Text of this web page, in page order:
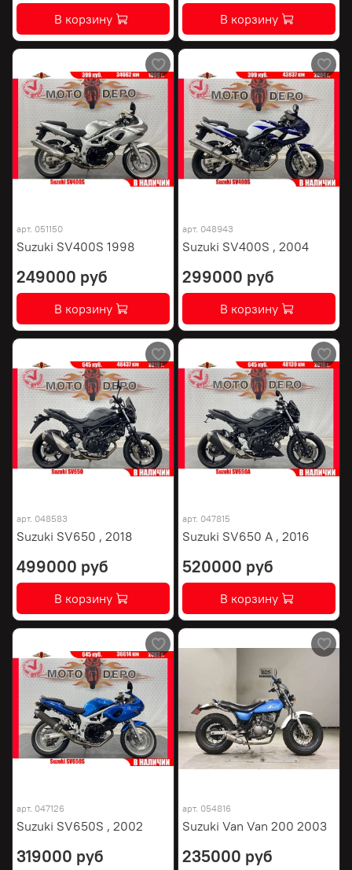
В корзину В корзину
арт. 051150
Suzuki SV400S 1998
249000 руб
В корзину
арт. 048943
Suzuki SV400S , 2004
299000 руб
В корзину
арт. 048583
Suzuki SV650 , 2018
499000 руб
В корзину
арт. 047815
Suzuki SV650 A , 2016
520000 руб
В корзину
арт. 047126
Suzuki SV650S , 2002
319000 руб
арт. 054816
Suzuki Van Van 200 2003
235000 руб